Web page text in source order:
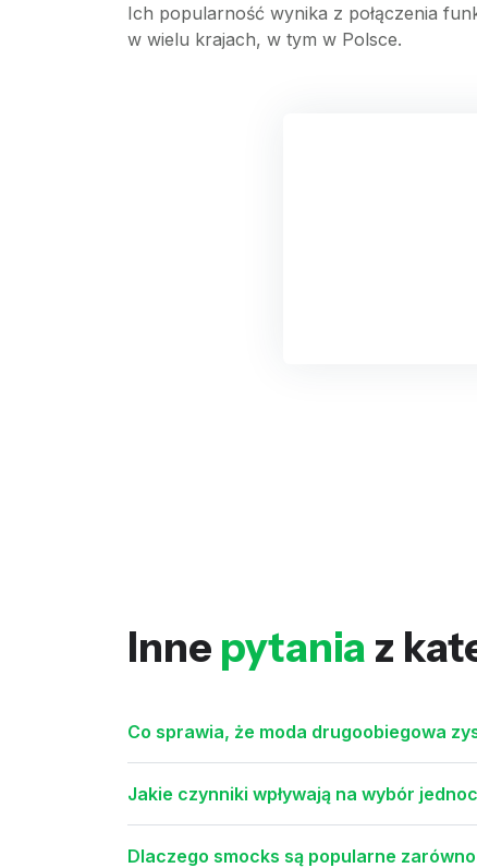
Ich popularność wynika z połączenia
w wielu krajach, w tym w Polsce.
Inne pytania z
Co sprawia, że moda drugoobiegowa
Jakie czynniki wpływają na wybór
Dlaczego smocks są popularne